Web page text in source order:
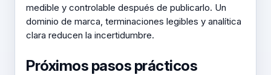
medible y controlable después de publicarlo. Un
dominio de marca, terminaciones legibles y analítica
clara reducen la incertidumbre.
Próximos pasos prácticos